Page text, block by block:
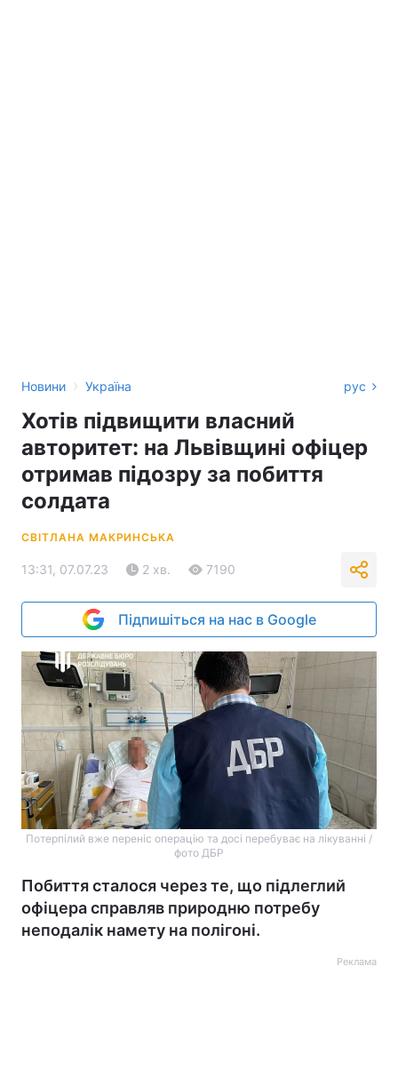
Новини › Україна рус
Хотів підвищити власний
авторитет: на Львівщині офіцер
отримав підозру за побиття
солдата
СВІТЛАНА МАКРИНСЬКА
13:31, 07.07.23 2 хв. 7190
Підпишіться на нас в Google
Потерпілий вже переніс операцію та досі перебуває на лікуванні /
фото ДБР
Побиття сталося через те, що підлеглий
офіцера справляв природню потребу
неподалік намету на полігоні.
Реклама